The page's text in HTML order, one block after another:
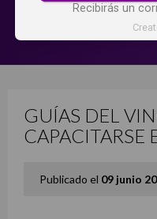
GUÍAS DEL
CAPACITARSE
Publicado el 09 junio
Recibirás un